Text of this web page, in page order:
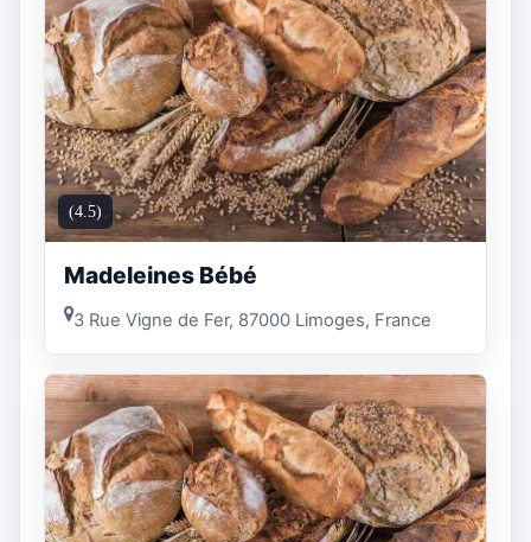
(4.5)
Madeleines Bébé
3 Rue Vigne de Fer, 87000 Limoges, France